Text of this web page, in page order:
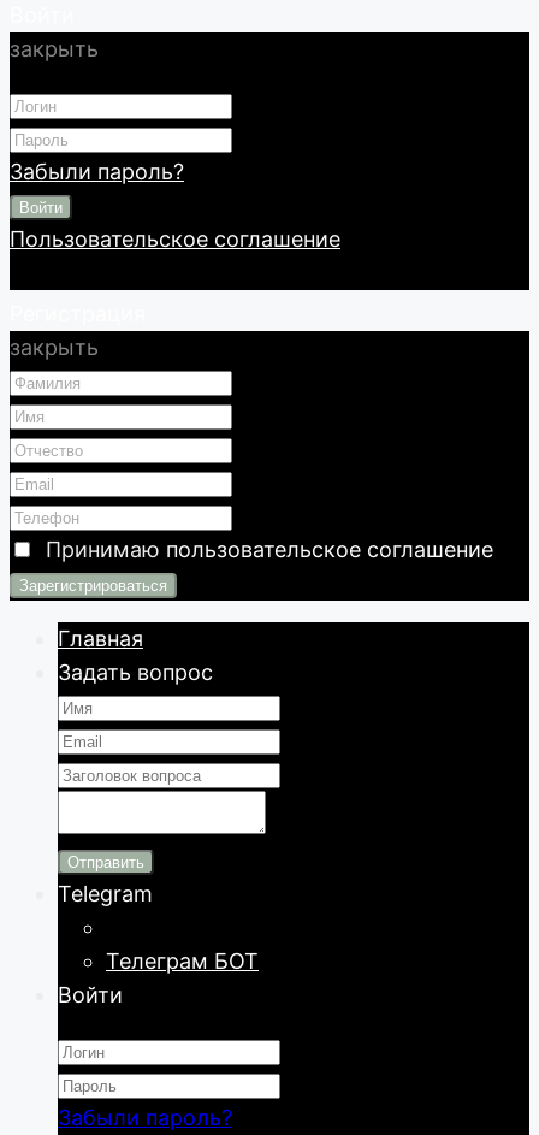
закрыть
Забыли пароль?
Войти
Пользовательское соглашение
закрыть
Принимаю пользовательское соглашение
Главная
Задать вопрос
Отправить
Telegram
Телеграм БОТ
Войти
Забыли пароль?